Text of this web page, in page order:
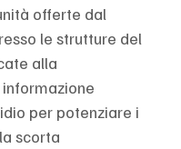
offerte dal
le strutture del
alla
per potenziare i
scorta